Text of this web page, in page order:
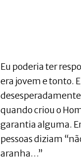
Eu poderia ter
era jovem e tonto.
quando criou o
garantia alguma.
pessoas diziam
aranha…”